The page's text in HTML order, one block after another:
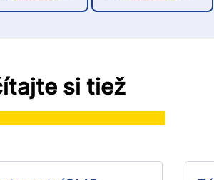
si tiež